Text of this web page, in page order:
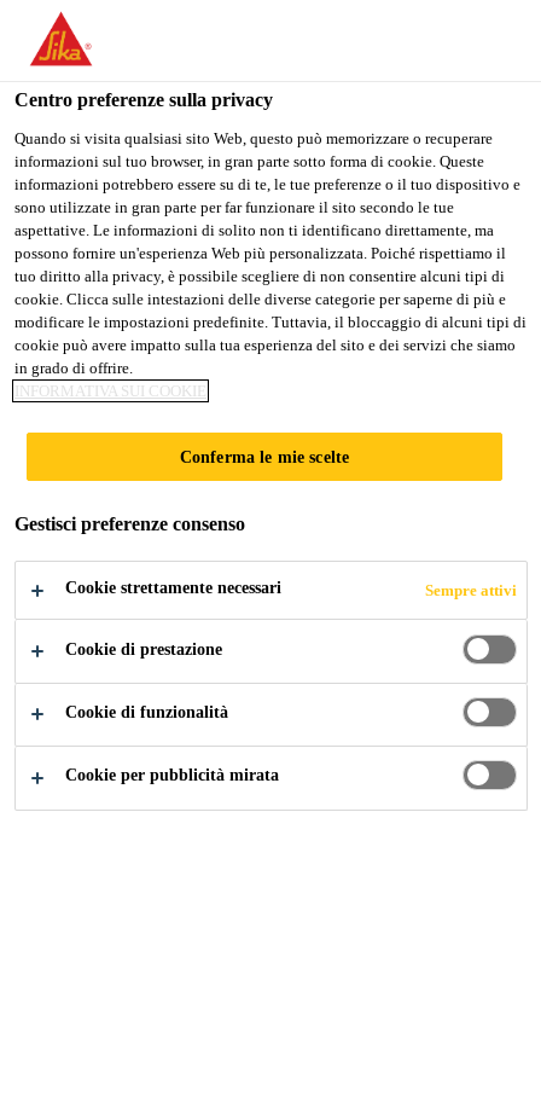
Stai visitando il sito web della "Sika Schweiz AG", sembra che si
stia accedendo da "Stati Uniti". Esiste un sito web separato per il
vostro paese.
PASSARE A
SIKA USA
RIMANERE SIKA
SCHWEIZ AG
SELEZIONARE
IL PAESE
Sika Schweiz AG
MALTA PER
PAVIMENTAZIONI
INDUSTRIALI A
INDURIMENTO
RAPIDO
Malta per pavimentazioni industriali a
Centro preferenze sulla privacy
Quando si visita qualsiasi sito Web, questo può memorizzare o recuperare
informazioni sul tuo browser, in gran parte sotto forma di cookie. Queste
informazioni potrebbero essere su di te, le tue preferenze o il tuo dispositivo e
sono utilizzate in gran parte per far funzionare il sito secondo le tue
aspettative. Le informazioni di solito non ti identificano direttamente, ma
possono fornire un'esperienza Web più personalizzata. Poiché rispettiamo il
tuo diritto alla privacy, è possibile scegliere di non consentire alcuni tipi di
cookie. Clicca sulle intestazioni delle diverse categorie per saperne di più e
modificare le impostazioni predefinite. Tuttavia, il bloccaggio di alcuni tipi di
cookie può avere impatto sulla tua esperienza del sito e dei servizi che siamo
in grado di offrire.
INFORMATIVA SUI COOKIE
Conferma le mie scelte
Gestisci preferenze consenso
Cookie strettamente necessari Sempre attivi
Cookie di prestazione
Cookie di funzionalità
Cookie per pubblicità mirata